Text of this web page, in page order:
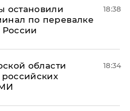
остановили
по перевалке
России
18:38
области
18:34